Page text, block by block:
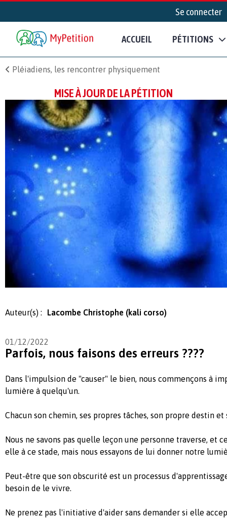
Se connecter
ACCUEIL PÉTITIONS
Pléiadiens, les rencontrer physiquement
MISE À JOUR DE LA PÉTITION
Auteur(s) : Lacombe Christophe (kali corso)
01/12/2022
Parfois, nous faisons des erreurs ????
Dans l'impulsion de "causer" le bien, nous commençons à
lumière à quelqu'un.
Chacun son chemin, ses propres tâches, son propre destin
Nous ne savons pas quelle leçon une personne traverse, et
elle à ce stade, mais nous essayons de lui donner notre
Peut-être que son obscurité est un processus
besoin de le vivre.
Ne prenez pas l'initiative d'aider sans demander si elle